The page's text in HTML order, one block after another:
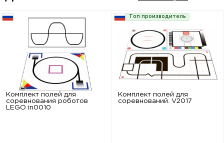
Комплект полей для
соревнования роботов
LEGO in0010
Топ производитель
Комплект полей для
соревнований. V2017